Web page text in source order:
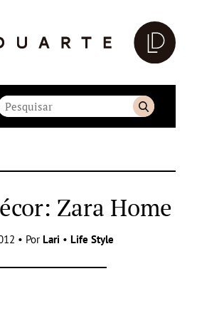
Zara Home
• Por Lari • Life Style